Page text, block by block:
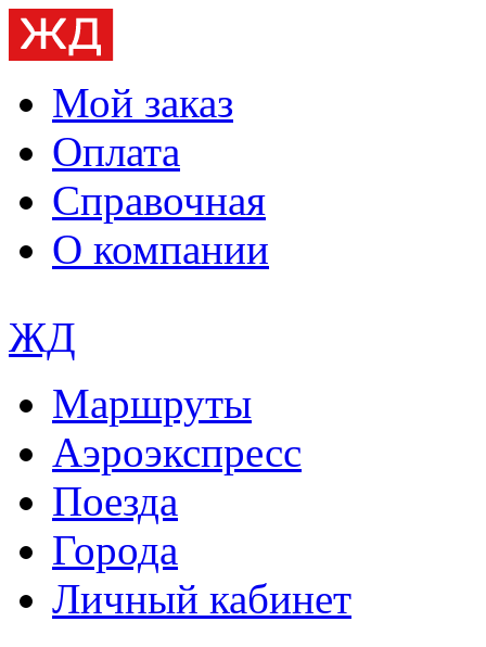
Мой заказ
Оплата
Справочная
О компании
ЖД
Маршруты
Аэроэкспресс
Поезда
Города
Личный кабинет